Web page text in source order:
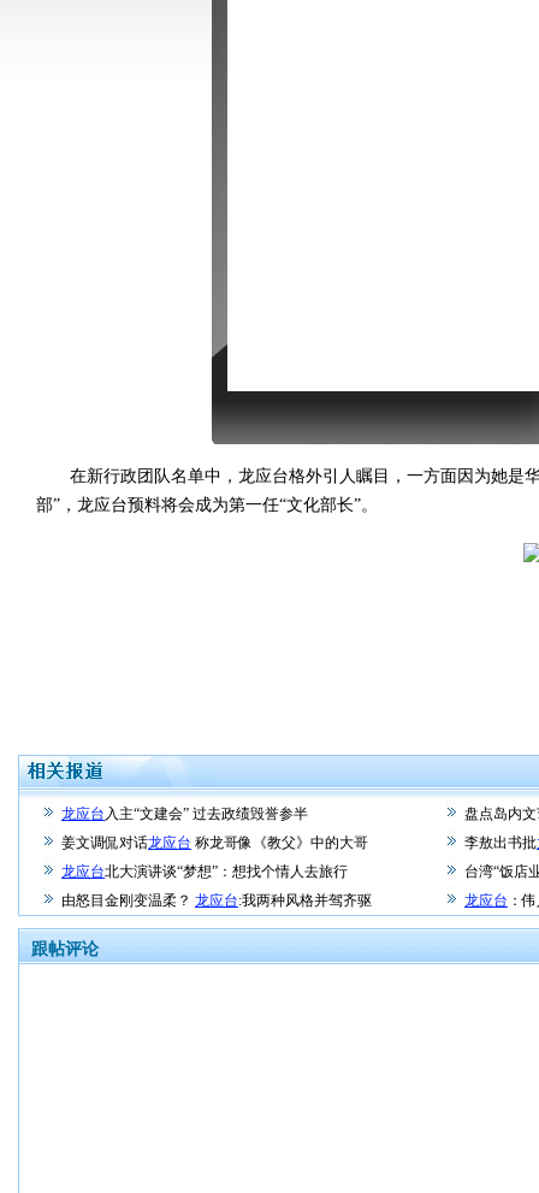
在新行政团队名单中，龙应台格外引人瞩目，一方面因为她是
部”，龙应台预料将会成为第一任“文化部长”。
龙应台 入主“文建会” 过去政绩毁誉参半
盘点岛内
姜文调侃对话龙应台 称龙哥像《教父》中的大哥 李敖出书批
龙应台北大演讲谈“梦想”：想找个情人去旅行
台湾“饭店
由怒目金刚变温柔？ 龙应台:我两种风格并驾齐驱 龙应台 ：
跟帖评论